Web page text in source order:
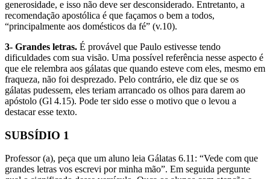
generosidade, e isso não deve ser desconsiderado. Entretanto, a
recomendação apostólica é que façamos o bem a todos,
“principalmente aos domésticos da fé” (v.10).
3- Grandes letras. É provável que Paulo estivesse tendo
dificuldades com sua visão. Uma possível referência nesse aspecto é
que ele relembra aos gálatas que quando esteve com eles, mesmo em
fraqueza, não foi desprezado. Pelo contrário, ele diz que se os
gálatas pudessem, eles teriam arrancado os olhos para darem ao
apóstolo (Gl 4.15). Pode ter sido esse o motivo que o levou a
destacar esse texto.
SUBSÍDIO 1
Professor (a), peça que um aluno leia Gálatas 6.11: “Vede com que
grandes letras vos escrevi por minha mão”. Em seguida pergunte